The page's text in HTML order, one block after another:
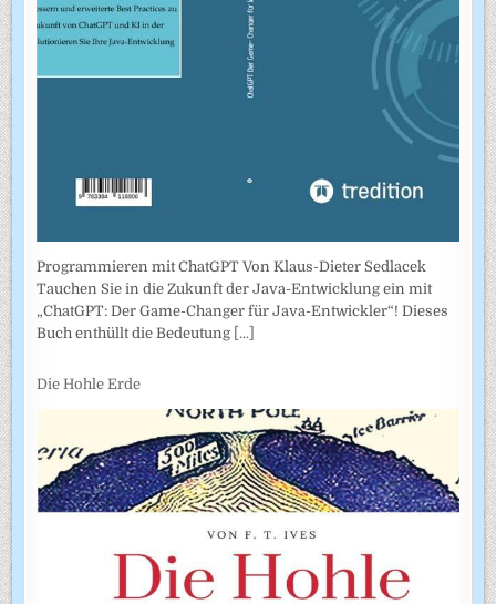
Programmieren mit ChatGPT Von Klaus-Dieter Sedlacek
Tauchen Sie in die Zukunft der Java-Entwicklung ein mit
„ChatGPT: Der Game-Changer für Java-Entwickler“! Dieses
Buch enthüllt die Bedeutung [...]
Die Hohle Erde